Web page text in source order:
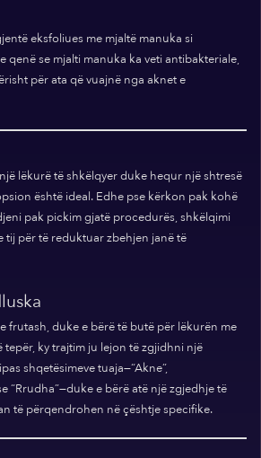
eksfoliues me mjaltë manuka si
qenë se mjalti manuka ka veti antibakteriale,
për ata që vuajnë nga aknet e
lëkurë të shkëlqyer duke hequr një shtresë
është ideal. Edhe pse kërkon pak kohë
pak pickim gjatë procedurës, shkëlqimi
tij për të reduktuar zbehjen janë të
frutash, duke e bërë të butë për lëkurën me
tepër, ky trajtim ju lejon të zgjidhni një
shqetësimeve tuaja—“Akne”,
“Rrudha”—duke e bërë atë një zgjedhje të
të përqendrohen në çështje specifike.